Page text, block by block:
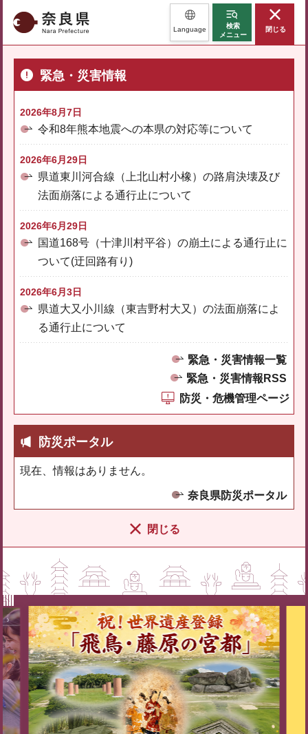
奈良県 Language
検索
メニュー
閉じる
緊急・災害情報
2026年8月7日
令和8年熊本地震への本県の対応等について
2026年6月29日
県道東川河合線（上北山村小橡）の路肩決壊及び
法面崩落による通行止について
2026年6月29日
国道168号（十津川村平谷）の崩土による通行止に
ついて(迂回路有り)
2026年6月3日
県道大又小川線（東吉野村大又）の法面崩落によ
る通行止について
緊急・災害情報一覧
緊急・災害情報RSS
防災・危機管理ページ
防災ポータル
現在、情報はありません。
奈良県防災ポータル
閉じる